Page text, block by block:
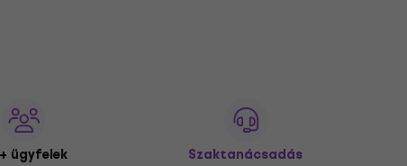
ügyfelek Szaktanácsadás